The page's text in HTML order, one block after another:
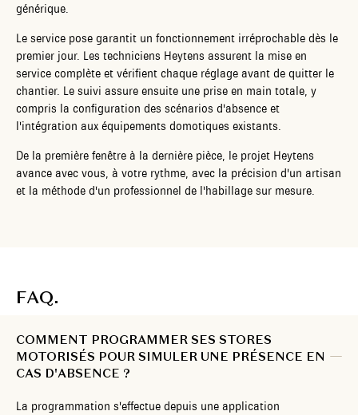
générique.
Le service pose garantit un fonctionnement irréprochable dès le
premier jour. Les techniciens Heytens assurent la mise en
service complète et vérifient chaque réglage avant de quitter le
chantier. Le suivi assure ensuite une prise en main totale, y
compris la configuration des scénarios d'absence et
l'intégration aux équipements domotiques existants.
De la première fenêtre à la dernière pièce, le projet Heytens
avance avec vous, à votre rythme, avec la précision d'un artisan
et la méthode d'un professionnel de l'habillage sur mesure.
FAQ.
COMMENT PROGRAMMER SES STORES
MOTORISÉS POUR SIMULER UNE PRÉSENCE EN
CAS D'ABSENCE ?
La programmation s'effectue depuis une application